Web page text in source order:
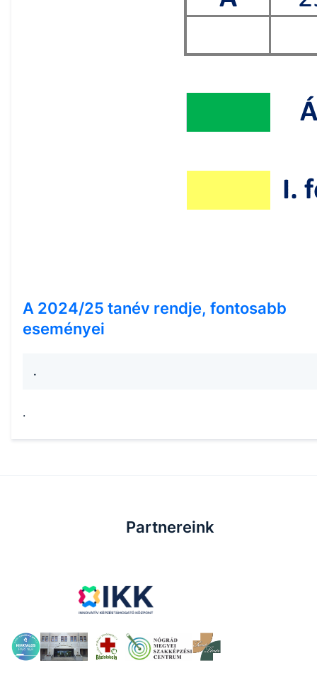
A 2024/25 tanév rendje, fontosabb
eseményei
.
.
Partnereink